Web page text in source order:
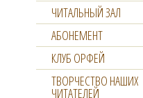
ЧИТАЛЬНЫЙ ЗАЛ
АБОНЕМЕНТ
КЛУБ ОРФЕЙ
ТВОРЧЕСТВО НАШИХ
ЧИТАТЕЛЕЙ